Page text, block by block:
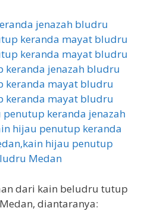
dari kain beludru tutup
diantaranya: